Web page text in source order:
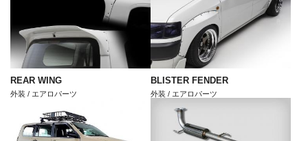
REAR WING
外装 / エアロパーツ
BLISTER FENDER
外装 / エアロパーツ